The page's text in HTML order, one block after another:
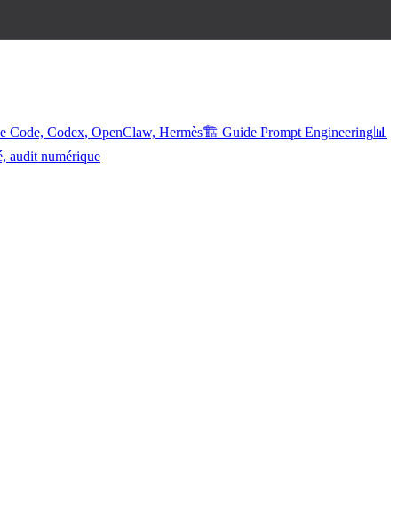
Code, Codex, OpenClaw, Hermès🏗️ Guide Prompt Engineering📊
audit numérique